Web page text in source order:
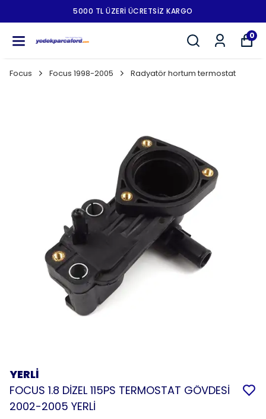
5000 TL ÜZERI ÜCRETSIZ KARGO
0
Focus Focus 1998-2005 Radyatör hortum termostat
YERLİ
FOCUS 1.8 DİZEL 115PS TERMOSTAT GÖVDESİ
2002-2005 YERLİ